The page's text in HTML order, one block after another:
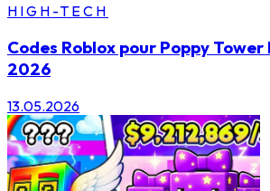
HIGH-TECH
Codes Roblox pour Poppy
2026
13.05.2026